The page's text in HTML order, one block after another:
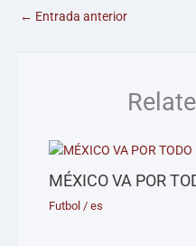
← Entrada anterior
MÉXICO VA POR
Futbol /es